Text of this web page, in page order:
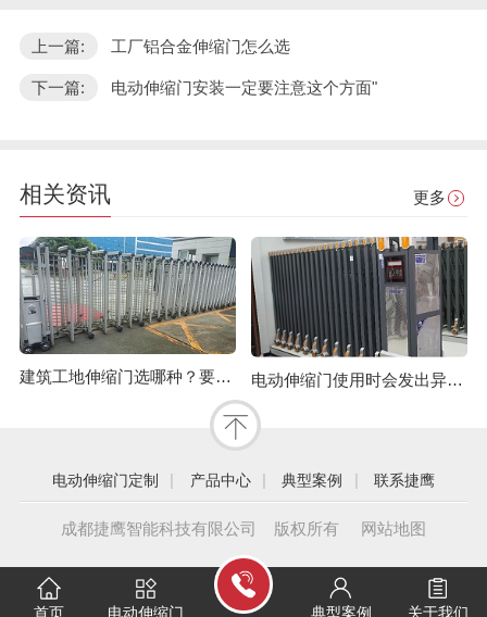
上一篇: 工厂铝合金伸缩门怎么选
下一篇: 电动伸缩门安装一定要注意这个方面"
相关资讯 更多
建筑工地伸缩门选哪种？要注意哪些？ 电动伸缩门使用时会发出异响怎么办？
电动伸缩门定制 | 产品中心 | 典型案例 | 联系捷鹰
成都捷鹰智能科技有限公司 版权所有 网站地图
首页 电动伸缩门 典型案例 关于我们